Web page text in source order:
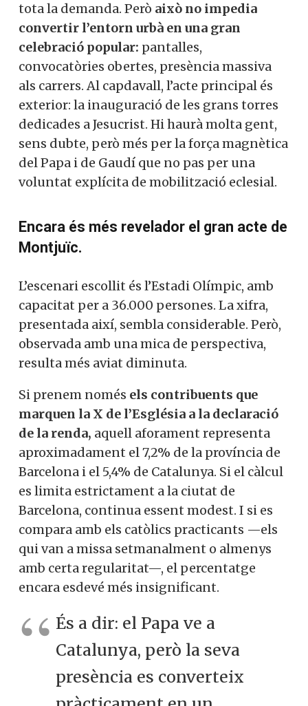
tota la demanda. Però això no impedia
convertir l’entorn urbà en una gran
celebració popular: pantalles,
convocatòries obertes, presència massiva
als carrers. Al capdavall, l’acte principal és
exterior: la inauguració de les grans torres
dedicades a Jesucrist. Hi haurà molta gent,
sens dubte, però més per la força magnètica
del Papa i de Gaudí que no pas per una
voluntat explícita de mobilització eclesial.
Encara és més revelador el gran acte de
Montjuïc.
L’escenari escollit és l’Estadi Olímpic, amb
capacitat per a 36.000 persones. La xifra,
presentada així, sembla considerable. Però,
observada amb una mica de perspectiva,
resulta més aviat diminuta.
Si prenem només els contribuents que
marquen la X de l’Església a la declaració
de la renda, aquell aforament representa
aproximadament el 7,2% de la província de
Barcelona i el 5,4% de Catalunya. Si el càlcul
es limita estrictament a la ciutat de
Barcelona, continua essent modest. I si es
compara amb els catòlics practicants —els
qui van a missa setmanalment o almenys
amb certa regularitat—, el percentatge
encara esdevé més insignificant.
És a dir: el Papa ve a
Catalunya, però la seva
presència es converteix